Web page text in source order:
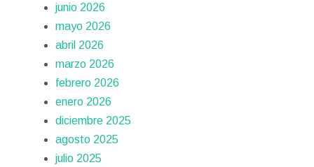
junio 2026
mayo 2026
abril 2026
marzo 2026
febrero 2026
enero 2026
diciembre 2025
agosto 2025
julio 2025